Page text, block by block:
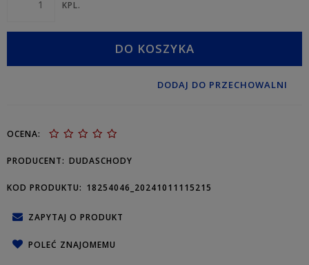
KPL.
DO KOSZYKA
DODAJ DO PRZECHOWALNI
OCENA:
PRODUCENT: DUDASCHODY
KOD PRODUKTU: 18254046_20241011115215
ZAPYTAJ O PRODUKT
POLEĆ ZNAJOMEMU